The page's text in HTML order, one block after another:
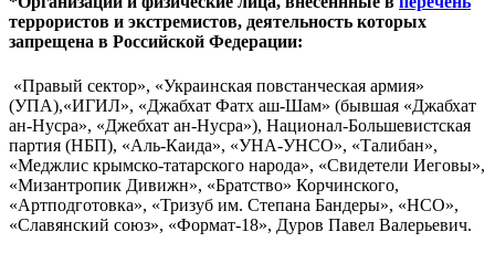
террористов и экстремистов, деятельность которых
запрещена в Российской Федерации:
«Правый сектор», «Украинская повстанческая армия»
(УПА),«ИГИЛ», «Джабхат Фатх аш-Шам» (бывшая «Джабхат
ан-Нусра», «Джебхат ан-Нусра»), Национал-Большевистская
партия (НБП), «Аль-Каида», «УНА-УНСО», «Талибан»,
«Меджлис крымско-татарского народа», «Свидетели Иеговы»,
«Мизантропик Дивижн», «Братство» Корчинского,
«Артподготовка», «Тризуб им. Степана Бандеры», «НСО»,
«Славянский союз», «Формат-18», Дуров Павел Валерьевич.